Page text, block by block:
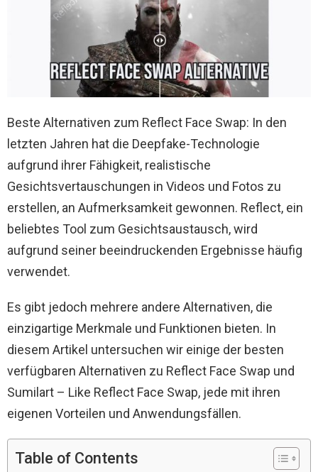
Beste Alternativen zum Reflect Face Swap: In den
letzten Jahren hat die Deepfake-Technologie
aufgrund ihrer Fähigkeit, realistische
Gesichtsvertauschungen in Videos und Fotos zu
erstellen, an Aufmerksamkeit gewonnen. Reflect, ein
beliebtes Tool zum Gesichtsaustausch, wird
aufgrund seiner beeindruckenden Ergebnisse häufig
verwendet.
Es gibt jedoch mehrere andere Alternativen, die
einzigartige Merkmale und Funktionen bieten. In
diesem Artikel untersuchen wir einige der besten
verfügbaren Alternativen zu Reflect Face Swap und
Sumilart – Like Reflect Face Swap, jede mit ihren
eigenen Vorteilen und Anwendungsfällen.
Table of Contents